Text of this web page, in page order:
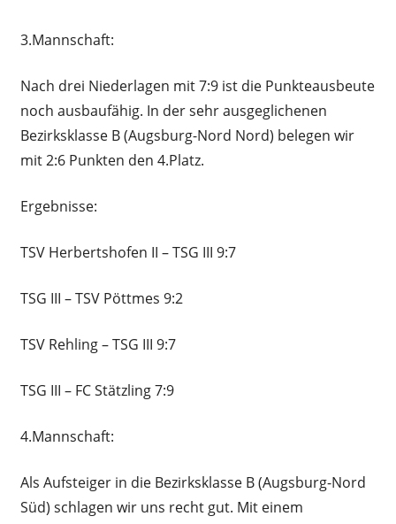
3.Mannschaft:
Nach drei Niederlagen mit 7:9 ist die Punkteausbeute
noch ausbaufähig. In der sehr ausgeglichenen
Bezirksklasse B (Augsburg-Nord Nord) belegen wir
mit 2:6 Punkten den 4.Platz.
Ergebnisse:
TSV Herbertshofen II – TSG III 9:7
TSG III – TSV Pöttmes 9:2
TSV Rehling – TSG III 9:7
TSG III – FC Stätzling 7:9
4.Mannschaft:
Als Aufsteiger in die Bezirksklasse B (Augsburg-Nord
Süd) schlagen wir uns recht gut. Mit einem